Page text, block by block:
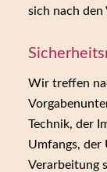
sich nach den
Wir treffen
Technik, der
Umfangs, der
Verarbeitung